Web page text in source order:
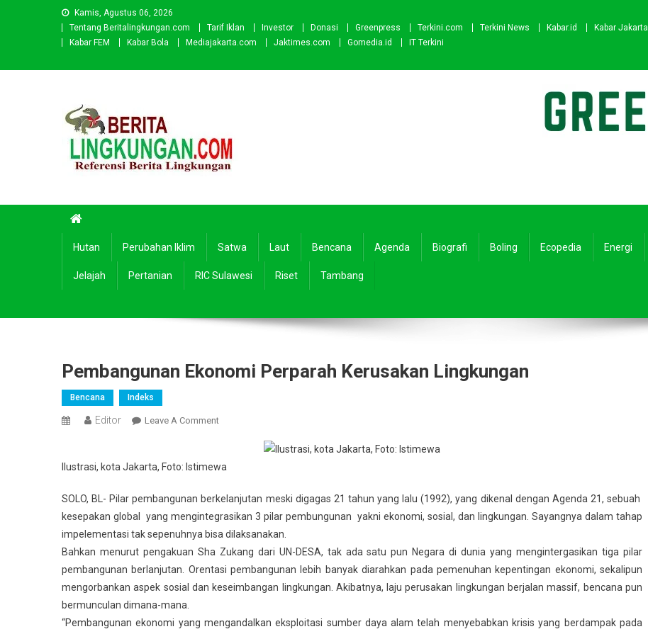
Kamis, Agustus 06, 2026
Tentang Beritalingkungan.com
Tarif Iklan Investor Donasi Greenpress Terkini.com Terkini News Kabar.id Kabar Jakarta
Kabar FEM
Kabar Bola Mediajakarta.com Jaktimes.com Gomedia.id IT Terkini
Hutan Perubahan Iklim Satwa Laut Bencana Agenda Biografi Boling Ecopedia Energi
Jelajah Pertanian RIC Sulawesi Riset Tambang
Pembangunan Ekonomi Perparah Kerusakan Lingkungan
Bencana Indeks
Editor Leave A CommentOn
Perparah
Lingkungan
Ilustrasi, kota Jakarta, Foto: Istimewa
SOLO, BL- Pilar pembangunan berkelanjutan meski digagas 21 tahun yang lalu (1992), yang dikenal dengan Agenda 21, sebuah
kesepakan global yang mengintegrasikan 3 pilar pembungunan yakni ekonomi, sosial, dan lingkungan. Sayangnya dalam tahap
impelementasi tak sepenuhnya bisa dilaksanakan.
Bahkan menurut pengakuan Sha Zukang dari UN-DESA, tak ada satu pun Negara di dunia yang mengintergasikan tiga pilar
pembangunan berlanjutan. Orentasi pembangunan lebih banyak diarahkan pada pemenuhan kepentingan ekonomi, sekalipun
mengorbankan aspek sosial dan keseimbangan lingkungan. Akibatnya, laju perusakan lingkungan berjalan massif, bencana pun
bermunculan dimana-mana.
“Pembangunan ekonomi yang mengandalkan eksploitasi sumber daya alam telah menyebabkan krisis yang berdampak pada